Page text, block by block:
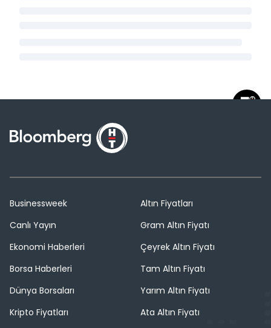
Businessweek
Canlı Yayın
Ekonomi Haberleri
Borsa Haberleri
Dünya Borsaları
Kripto Fiyatları
Altın Fiyatları
Gram Altın Fiyatı
Çeyrek Altın Fiyatı
Tam Altın Fiyatı
Yarım Altın Fiyatı
Ata Altın Fiyatı